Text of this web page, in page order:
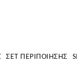
ΣΕΤ ΠΕΡΙΠΟΊΗΣΗΣ